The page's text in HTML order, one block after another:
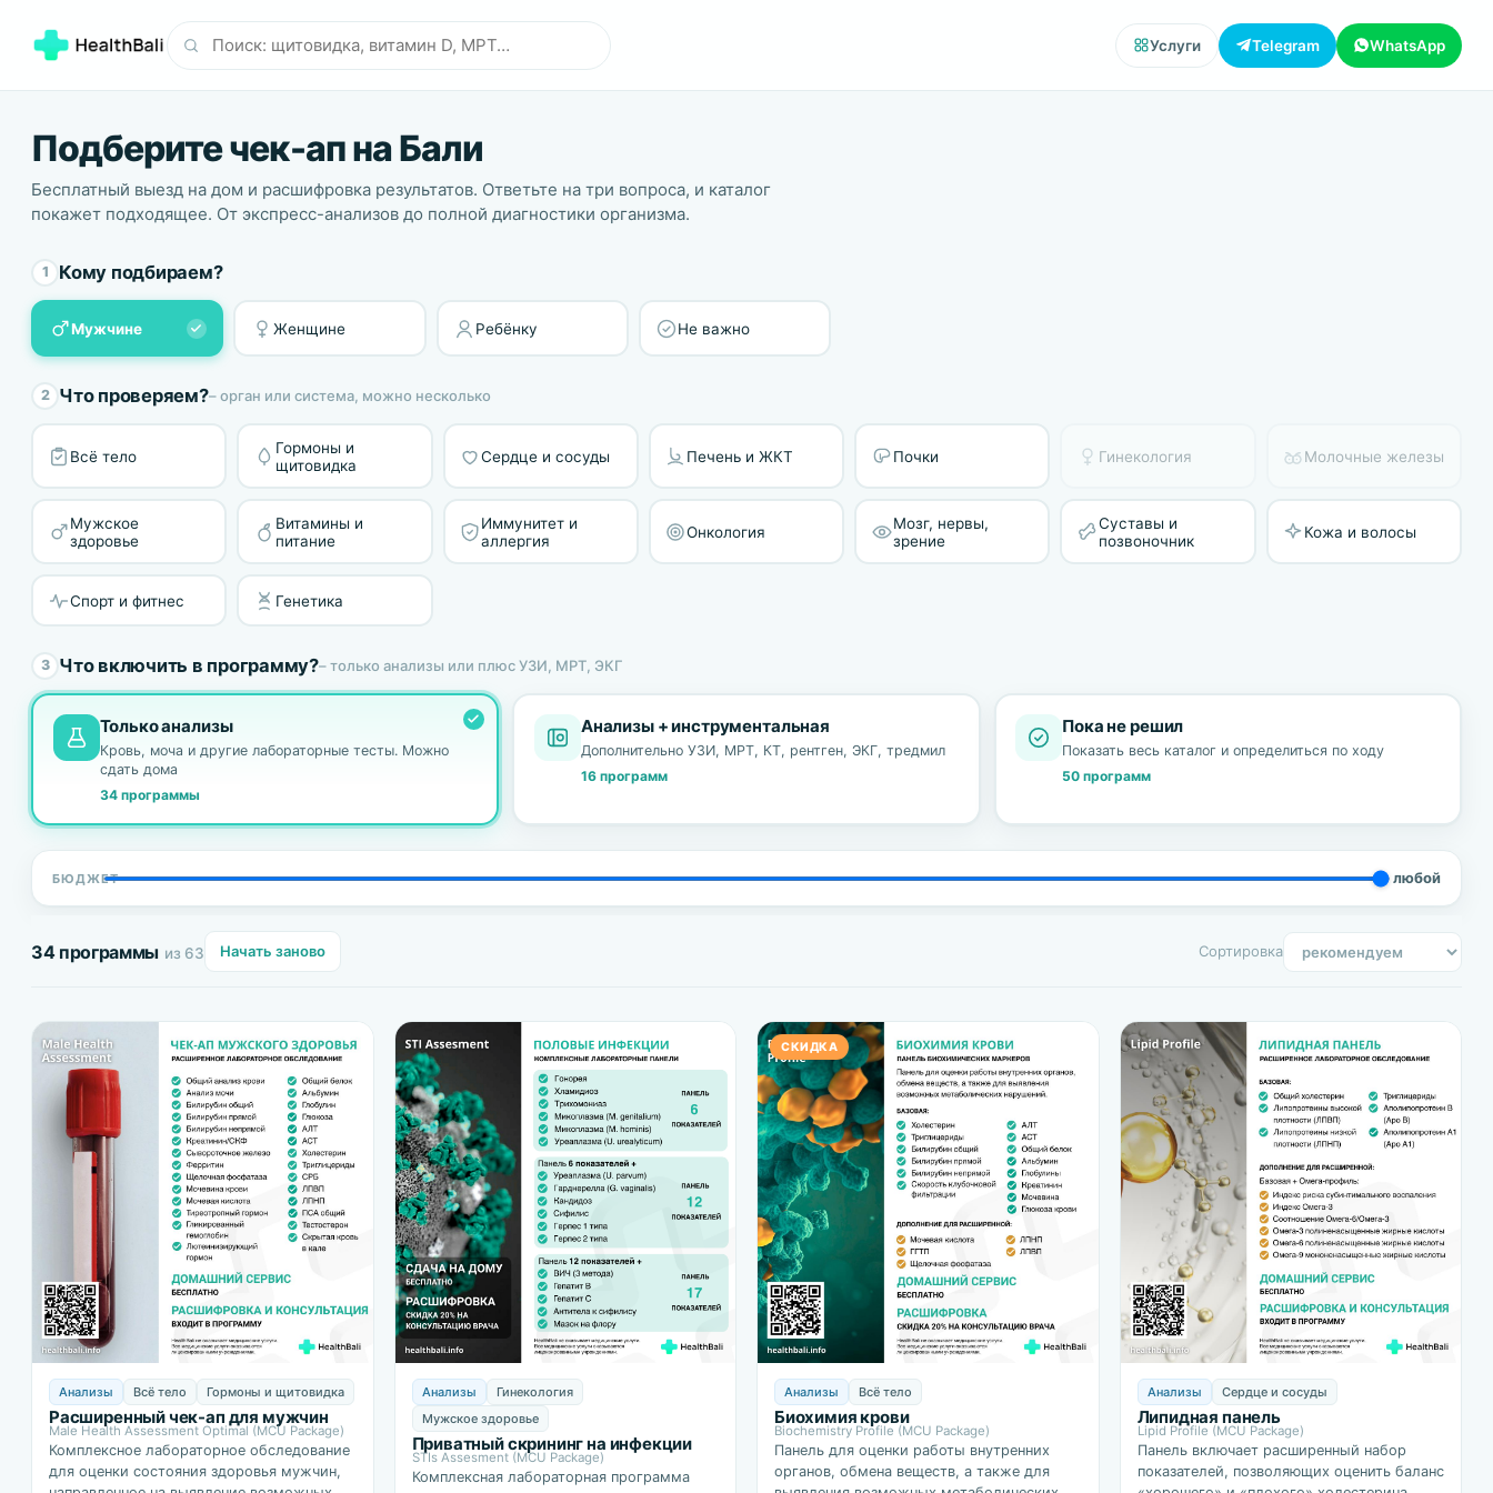
Услуги Telegram WhatsApp
Подберите чек-ап на Бали
Бесплатный выезд на дом и расшифровка результатов. Ответьте на три вопроса, и каталог
покажет подходящее. От экспресс-анализов до полной диагностики организма.
1 Кому подбираем?
Мужчине Женщине Ребёнку Не важно
2 Что проверяем?– орган или система, можно несколько
Всё тело
Гормоны и
щитовидка
Сердце и сосуды Печень и ЖКТ Почки Гинекология Молочные железы
Мужское
здоровье
Витамины и
питание
Иммунитет и
аллергия
Онкология
Мозг, нервы,
зрение
Суставы и
позвоночник
Кожа и волосы
Спорт и фитнес Генетика
3 Что включить в программу?– только анализы или плюс УЗИ, МРТ, ЭКГ
Только анализы
Кровь, моча и другие лабораторные тесты. Можно
сдать дома
34 программы
Анализы + инструментальная
Дополнительно УЗИ, МРТ, КТ, рентген, ЭКГ, тредмил
16 программ
Пока не решил
Показать весь каталог и определиться по ходу
50 программ
БЮДЖЕТ любой
34 программы из 63 Начать заново Сортировка
Анализы Всё тело Гормоны и щитовидка
Расширенный чек-ап для мужчин
Male Health Assessment Optimal (MCU Package)
Комплексное лабораторное обследование
для оценки состояния здоровья мужчин,
Анализы
Гинекология
Мужское здоровье
Приватный скрининг на инфекции
STIs Assesment (MCU Package)
Комплексная лабораторная программа
СКИДКА
Анализы Всё тело
Биохимия крови
Biochemistry Profile (MCU Package)
Панель для оценки работы внутренних
органов, обмена веществ, а также для
Анализы Сердце и сосуды
Липидная панель
Lipid Profile (MCU Package)
Панель включает расширенный набор
показателей, позволяющих оценить баланс